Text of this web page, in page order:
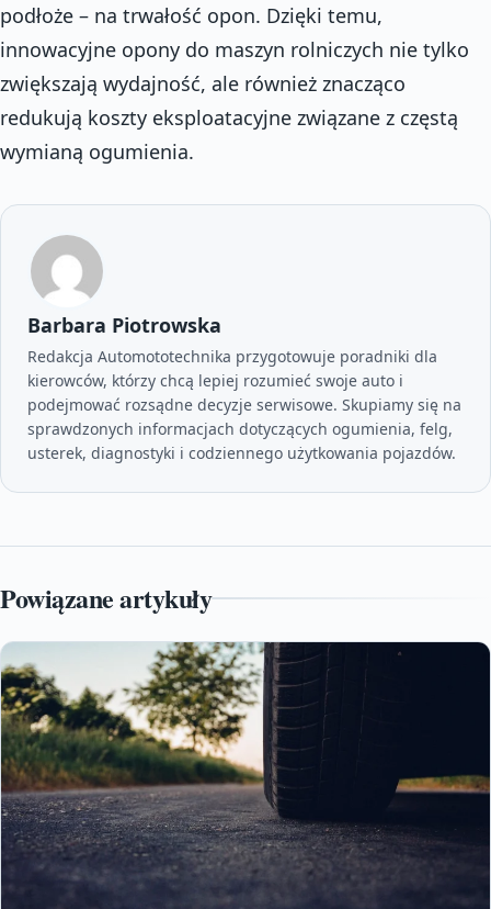
podłoże – na trwałość opon. Dzięki temu,
innowacyjne opony do maszyn rolniczych nie tylko
zwiększają wydajność, ale również znacząco
redukują koszty eksploatacyjne związane z częstą
wymianą ogumienia.
Barbara Piotrowska
Redakcja Automototechnika przygotowuje poradniki dla
kierowców, którzy chcą lepiej rozumieć swoje auto i
podejmować rozsądne decyzje serwisowe. Skupiamy się na
sprawdzonych informacjach dotyczących ogumienia, felg,
usterek, diagnostyki i codziennego użytkowania pojazdów.
Powiązane artykuły